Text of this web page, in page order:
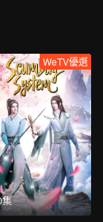
集
WeTV優選